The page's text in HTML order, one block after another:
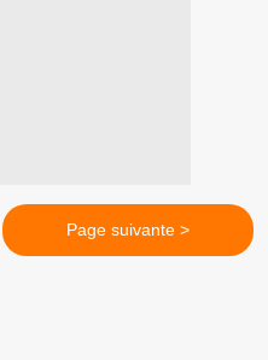
Page suivante >